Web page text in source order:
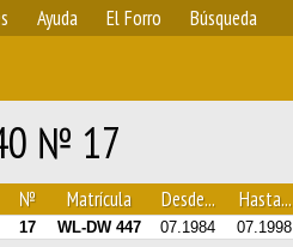
Ayuda El Forro Búsqueda
№ 17
№ Matrícula Desde... Hasta...
17 WL-DW 447 07.1984 07.1998